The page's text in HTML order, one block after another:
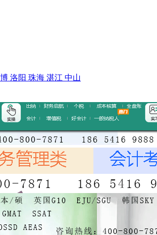
洛阳 珠海 湛江 中山